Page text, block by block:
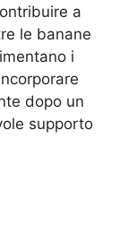
a
le banane
i
dopo un
supporto